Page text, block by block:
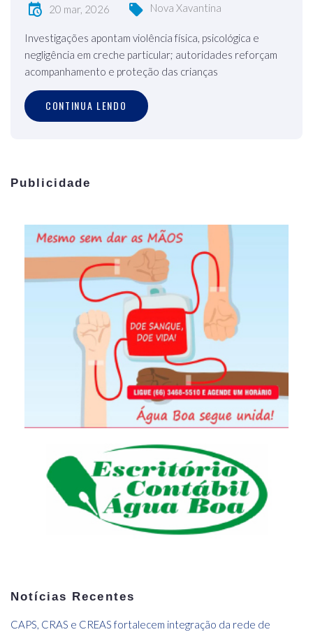
20 mar, 2026 Nova Xavantina
Investigações apontam violência física, psicológica e
negligência em creche particular; autoridades reforçam
acompanhamento e proteção das crianças
CONTINUA LENDO
Publicidade
Notícias Recentes
CAPS, CRAS e CREAS fortalecem integração da rede de